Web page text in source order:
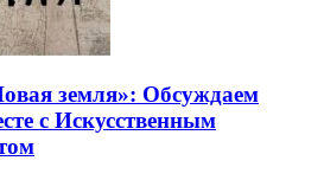
земля»: Обсуждаем
с Искусственным